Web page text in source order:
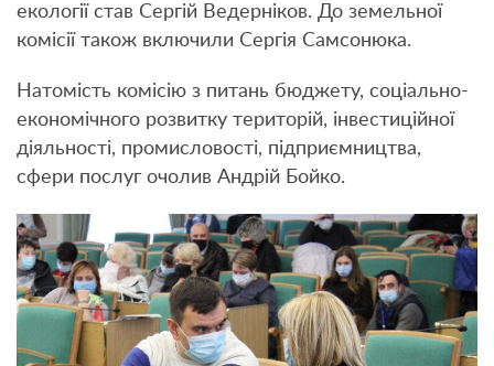
екології став Сергій Ведерніков. До земельної
комісії також включили Сергія Самсонюка.
Натомість комісію з питань бюджету, соціально-
економічного розвитку територій, інвестиційної
діяльності, промисловості, підприємництва,
сфери послуг очолив Андрій Бойко.